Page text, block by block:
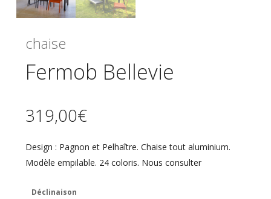
chaise
Fermob Bellevie
319,00€
Design : Pagnon et Pelhaître. Chaise tout aluminium.
Modèle empilable. 24 coloris. Nous consulter
Déclinaison